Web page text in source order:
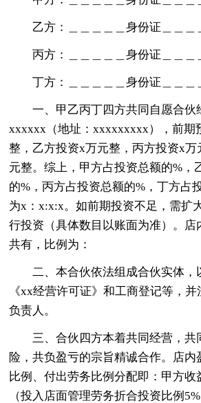
乙方：＿＿＿＿＿身份证＿＿＿
丙方：＿＿＿＿＿身份证＿＿＿
丁方：＿＿＿＿＿身份证＿＿＿
一、甲乙丙丁四方共同自愿合伙
xxxxxx（地址：xxxxxxxxx），前期
整，乙方投资x万元整，丙方投资x
元整。综上，甲方占投资总额的%，
的%，丙方占投资总额的%，丁方占
为x：x:x:x。如前期投资不足，需扩
行投资（具体数目以账面为准）。店
共有，比例为：
二、本合伙依法组成合伙实体，
《xx经营许可证》和工商登记等，
负责人。
三、合伙四方本着共同经营，共
险，共负盈亏的宗旨精诚合作。店内
比例、付出劳务比例分配即：甲方收
（投入店面管理劳务折合投资比例